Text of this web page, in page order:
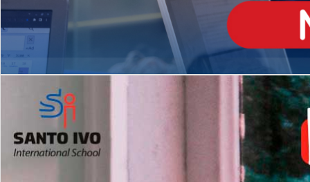
Matrículas Abertas 2026
2º AO 5º ANO FUNDAMENTAL